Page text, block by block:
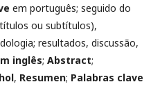
em português; seguido do
ou subtítulos),
resultados, discussão,
inglês; Abstract;
, Resumen; Palabras clave